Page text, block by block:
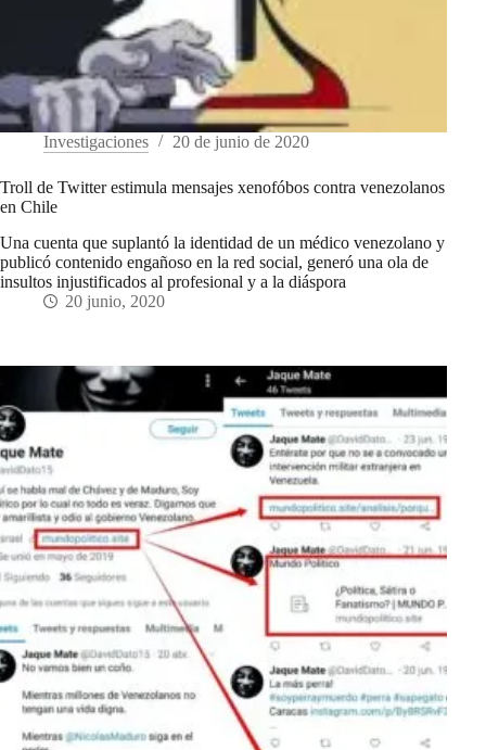
Investigaciones 20 de junio de 2020
Troll de Twitter estimula mensajes xenofóbos contra venezolanos
en Chile
Una cuenta que suplantó la identidad de un médico venezolano y
publicó contenido engañoso en la red social, generó una ola de
insultos injustificados al profesional y a la diáspora
20 junio, 2020